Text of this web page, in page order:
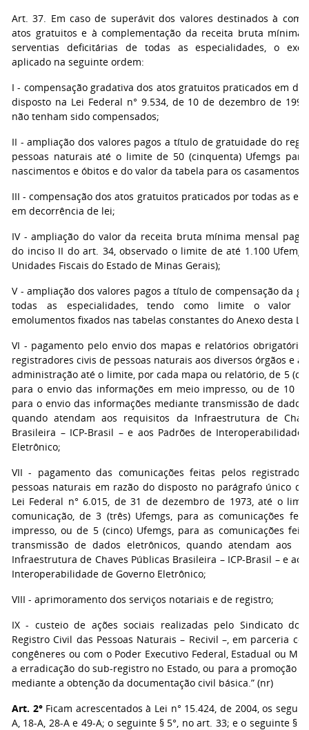
Art. 37. Em caso de superávit dos valores destinados à
atos gratuitos e à complementação da receita bruta mínima
serventias deficitárias de todas as especialidades, o
aplicado na seguinte ordem:
I - compensação gradativa dos atos gratuitos praticados em
disposto na Lei Federal n° 9.534, de 10 de dezembro de
não tenham sido compensados;
II - ampliação dos valores pagos a título de gratuidade do
pessoas naturais até o limite de 50 (cinquenta) Ufemgs
nascimentos e óbitos e do valor da tabela para os casamentos;
III - compensação dos atos gratuitos praticados por todas as
em decorrência de lei;
IV - ampliação do valor da receita bruta mínima mensal paga
do inciso II do art. 34, observado o limite de até 1.100
Unidades Fiscais do Estado de Minas Gerais);
V - ampliação dos valores pagos a título de compensação da
todas as especialidades, tendo como limite o valor
emolumentos fixados nas tabelas constantes do Anexo desta
VI - pagamento pelo envio dos mapas e relatórios
registradores civis de pessoas naturais aos diversos órgãos e
administração até o limite, por cada mapa ou relatório, de 5
para o envio das informações em meio impresso, ou de 10
para o envio das informações mediante transmissão de dados
quando atendam aos requisitos da Infraestrutura de
Brasileira – ICP-Brasil – e aos Padrões de Interoperabilidade
Eletrônico;
VII - pagamento das comunicações feitas pelos
pessoas naturais em razão do disposto no parágrafo único
Lei Federal n° 6.015, de 31 de dezembro de 1973, até o
comunicação, de 3 (três) Ufemgs, para as comunicações
impresso, ou de 5 (cinco) Ufemgs, para as comunicações
transmissão de dados eletrônicos, quando atendam aos
Infraestrutura de Chaves Públicas Brasileira – ICP-Brasil – e
Interoperabilidade de Governo Eletrônico;
VIII - aprimoramento dos serviços notariais e de registro;
IX - custeio de ações sociais realizadas pelo Sindicato
Registro Civil das Pessoas Naturais – Recivil –, em parceria
congêneres ou com o Poder Executivo Federal, Estadual ou
a erradicação do sub-registro no Estado, ou para a promoção
mediante a obtenção da documentação civil básica.” (nr)
Art. 2°Ficam acrescentados à Lei n° 15.424, de 2004, os
A, 18-A, 28-A e 49-A; o seguinte § 5°, no art. 33; e o seguinte §